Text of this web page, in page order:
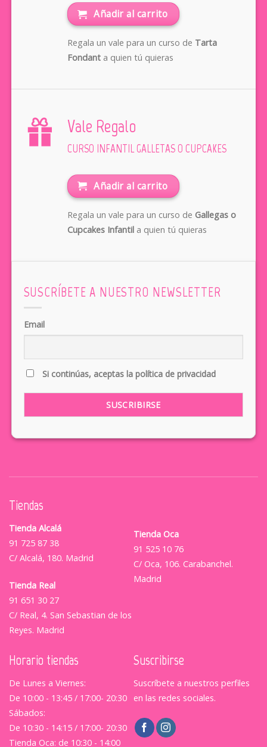
Añadir al carrito
Regala un vale para un curso de Tarta
Fondanta quien tú quieras
Vale Regalo
CURSO INFANTIL GALLETAS O CUPCAKES
Añadir al carrito
Regala un vale para un curso de Gallegas o
Cupcakes Infantila quien tú quieras
SUSCRÍBETE A NUESTRO NEWSLETTER
Email
Si continúas, aceptas la política de privacidad
Tiendas
Tienda Alcalá
91 725 87 38
C/ Alcalá, 180. Madrid
Tienda Real
91 651 30 27
C/ Real, 4. San Sebastian de los
Reyes. Madrid
Tienda Oca
91 525 10 76
C/ Oca, 106. Carabanchel.
Madrid
Horario tiendas
De Lunes a Viernes:
De 10:00 - 13:45 / 17:00- 20:30
Sábados:
De 10:30 - 14:15 / 17:00- 20:30
Tienda Oca: de 10:30 - 14:00
Suscribirse
Suscríbete a nuestros perfiles
en las redes sociales.